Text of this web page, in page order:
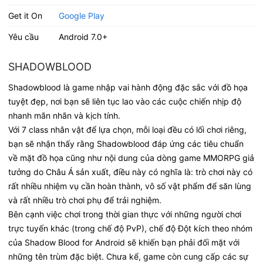
Get it On Google Play
Yêu cầu Android 7.0+
SHADOWBLOOD
Shadowblood là game nhập vai hành động đặc sắc với đồ họa
tuyệt đẹp, nơi bạn sẽ liên tục lao vào các cuộc chiến nhịp độ
nhanh mãn nhãn và kịch tính.
Với 7 class nhân vật để lựa chọn, mỗi loại đều có lối chơi riêng,
bạn sẽ nhận thấy rằng Shadowblood đáp ứng các tiêu chuẩn
về mặt đồ họa cũng như nội dung của dòng game MMORPG giả
tưởng do Châu Á sản xuất, điều này có nghĩa là: trò chơi này có
rất nhiều nhiệm vụ cần hoàn thành, vô số vật phẩm để săn lùng
và rất nhiều trò chơi phụ để trải nghiệm.
Bên cạnh việc chơi trong thời gian thực với những người chơi
trực tuyến khác (trong chế độ PvP), chế độ Đột kích theo nhóm
của Shadow Blood for Android sẽ khiến bạn phải đối mặt với
những tên trùm đặc biệt. Chưa kể, game còn cung cấp các sự